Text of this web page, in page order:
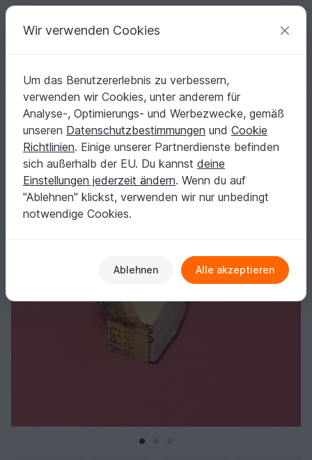
Deine kreativen Ideen
Deutsch | € (EUR) einloggen Kostenlos registrieren
Startseite Basteln Origami mit Geld Weitere Anlässe
Origami Geldschein Strandkorb (**)
Origami Geldschein Strandkorb (**)
Wir verwenden Cookies
Um das Benutzererlebnis zu verbessern,
verwenden wir Cookies, unter anderem für
Analyse-, Optimierungs- und Werbezwecke, gemäß
unseren Datenschutzbestimmungen und Cookie
Richtlinien. Einige unserer Partnerdienste befinden
sich außerhalb der EU. Du kannst deine
Einstellungen jederzeit ändern. Wenn du auf
"Ablehnen" klickst, verwenden wir nur unbedingt
notwendige Cookies.
Ablehnen Alle akzeptieren